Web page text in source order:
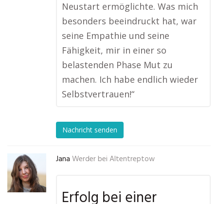
Neustart ermöglichte. Was mich
besonders beeindruckt hat, war
seine Empathie und seine
Fähigkeit, mir in einer so
belastenden Phase Mut zu
machen. Ich habe endlich wieder
Selbstvertrauen!“
Nachricht senden
Jana Werder bei Altentreptow
Erfolg bei einer